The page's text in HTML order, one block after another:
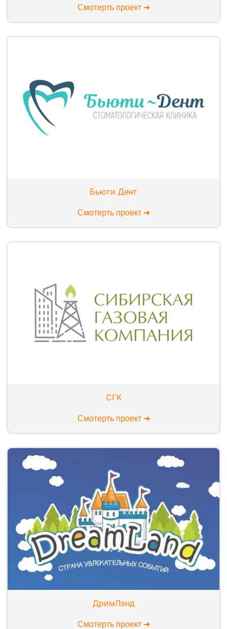
Смотерть проект ➜
Бьюти Дент
Смотерть проект ➜
СГК
Смотерть проект ➜
ДримЛэнд
Смотерть проект ➜